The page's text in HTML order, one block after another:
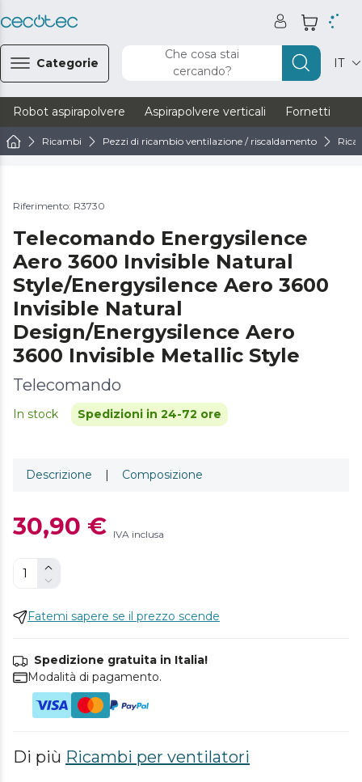
Categorie
Che cosa stai
cercando?
IT
Robot aspirapolvere Aspirapolvere verticali Fornetti
Ricambi Pezzi di ricambio ventilazione / riscaldamento
Riferimento: R3730
Telecomando Energysilence
Aero 3600 Invisible Natural
Style/Energysilence Aero 3600
Invisible Natural
Design/Energysilence Aero
3600 Invisible Metallic Style
Telecomando
In stock Spedizioni in 24-72 ore
Descrizione | Composizione
30,90 € IVA inclusa
Fatemi sapere se il prezzo scende
Spedizione gratuita in Italia!
Modalità di pagamento.
Di più Ricambi per ventilatori